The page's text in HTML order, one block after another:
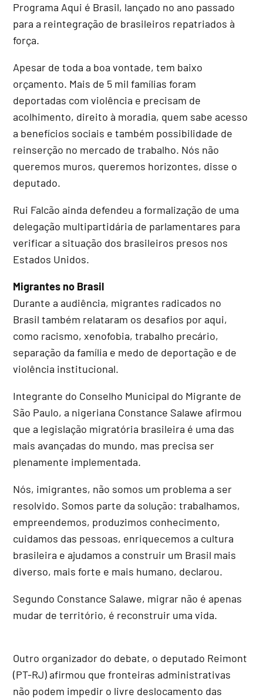
Programa Aqui é Brasil, lançado no ano passado
para a reintegração de brasileiros repatriados à
força.
Apesar de toda a boa vontade, tem baixo
orçamento. Mais de 5 mil famílias foram
deportadas com violência e precisam de
acolhimento, direito à moradia, quem sabe acesso
a benefícios sociais e também possibilidade de
reinserção no mercado de trabalho. Nós não
queremos muros, queremos horizontes, disse o
deputado.
Rui Falcão ainda defendeu a formalização de uma
delegação multipartidária de parlamentares para
verificar a situação dos brasileiros presos nos
Estados Unidos.
Migrantes no Brasil
Durante a audiência, migrantes radicados no
Brasil também relataram os desafios por aqui,
como racismo, xenofobia, trabalho precário,
separação da família e medo de deportação e de
violência institucional.
Integrante do Conselho Municipal do Migrante de
São Paulo, a nigeriana Constance Salawe afirmou
que a legislação migratória brasileira é uma das
mais avançadas do mundo, mas precisa ser
plenamente implementada.
Nós, imigrantes, não somos um problema a ser
resolvido. Somos parte da solução: trabalhamos,
empreendemos, produzimos conhecimento,
cuidamos das pessoas, enriquecemos a cultura
brasileira e ajudamos a construir um Brasil mais
diverso, mais forte e mais humano, declarou.
Segundo Constance Salawe, migrar não é apenas
mudar de território, é reconstruir uma vida.
Outro organizador do debate, o deputado Reimont
(PT-RJ) afirmou que fronteiras administrativas
não podem impedir o livre deslocamento das